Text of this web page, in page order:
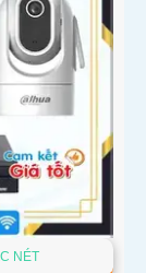
NÉT